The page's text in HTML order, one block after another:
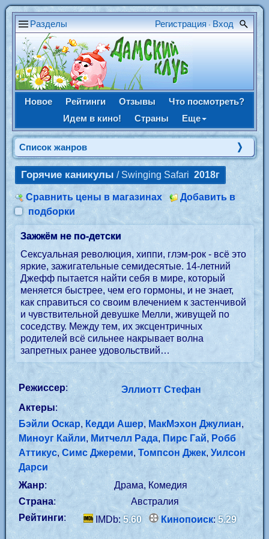
Разделы Регистрация • Вход
Новое Рейтинги Отзывы
Что посмотреть?
Идем в кино!
Страны Еще
Список жанров
Горячие каникулы / Swinging Safari 2018г
Сравнить цены в магазинах
Добавить в
подборки
Зажжём не по-детски
Сексуальная революция, хиппи, глэм-рок - всё это
яркие, зажигательные семидесятые. 14-летний
Джефф пытается найти себя в мире, который
меняется быстрее, чем его гормоны, и не знает,
как справиться со своим влечением к застенчивой
и чувствительной девушке Мелли, живущей по
соседству. Между тем, их эксцентричных
родителей всё сильнее накрывает волна
запретных ранее удовольствий…
Режиссер:
Эллиотт Стефан
Актеры:
Бэйли Оскар, Кедди Ашер, МакМэхон Джулиан,
Миноуг Кайли, Митчелл Рада, Пирс Гай,Робб
Аттикус, Симс Джереми,Томпсон Джек,Уилсон
Дарси
Жанр:
Драма, Комедия
Страна:
Австралия
Рейтинги: IMDb: 5.60 Кинопоиск:5.29